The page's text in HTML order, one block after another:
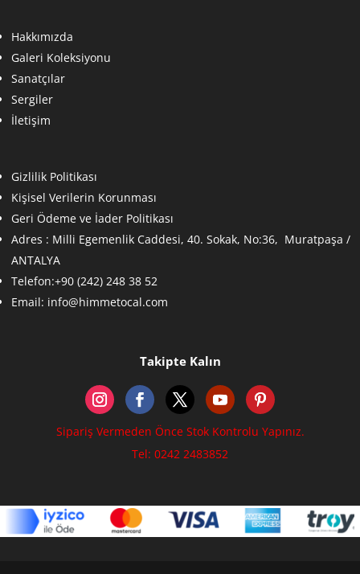
Hakkımızda
Galeri Koleksiyonu
Sanatçılar
Sergiler
İletişim
Gizlilik Politikası
Kişisel Verilerin Korunması
Geri Ödeme ve İader Politikası
Adres : Milli Egemenlik Caddesi, 40. Sokak, No:36, Muratpaşa /
ANTALYA
Telefon:+90 (242) 248 38 52
Email: info@himmetocal.com
Takipte Kalın
Sipariş Vermeden Önce Stok Kontrolu Yapınız.
Tel: 0242 2483852